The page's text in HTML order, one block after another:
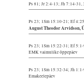
Ps 81; Jr 2:4-13; Jh 7:14-31,
Ps 23; 1Sm 15:10-21; Ef
August Theodor Arvidson,
Ps 23; 1Sm 15:22-31; Ef 5:1-
EMK vaimulike õppepäev
Ps 23; 1Sm 15:32-34; Jh 1:1-
Emakeelepäev